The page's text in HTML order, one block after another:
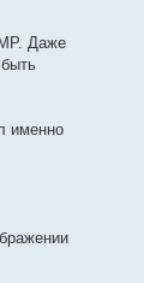
Даже
именно